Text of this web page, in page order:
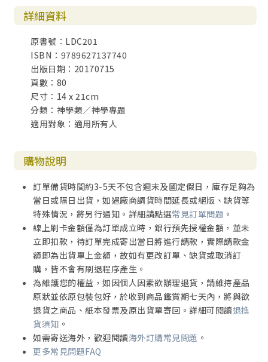
詳細資料
原書號：LDC201
ISBN：9789627137740
出版日期：20170715
頁數：80
尺寸：14 x 21cm
分類：神學類／神學專題
適用對象：適用所有人
購物說明
訂單備貨時間約3-5天不包含週末及國定假日，庫存足夠為
當日或隔日出貨，如遇廠商調貨時間延長或絕版、缺貨等
特殊情況，將另行通知。詳細請點選常見訂單問題 。
線上刷卡金額僅為訂單成立時，銀行預先授權金額，並未
立即扣款，待訂單完成寄出當日將進行請款，實際請款金
額即為出貨單上金額，故如有更改訂單、缺貨或取消訂
購，皆不會有刷退程序產生。
為維護您的權益，如因個人因素欲辦理退貨，請維持產品
原狀並依原包裝包好，於收到商品鑑賞期七天內，將與欲
退貨之商品、紙本發票及原出貨單寄回。詳細可閱讀退換
貨須知 。
如需寄送海外，歡迎閱讀海外訂購常見問題 。
更多常見問題FAQ